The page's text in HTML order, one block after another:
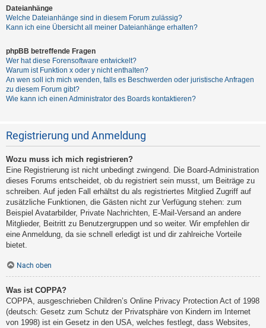
Dateianhänge
Welche Dateianhänge sind in diesem Forum zulässig?
Kann ich eine Übersicht all meiner Dateianhänge erhalten?
phpBB betreffende Fragen
Wer hat diese Forensoftware entwickelt?
Warum ist Funktion x oder y nicht enthalten?
An wen soll ich mich wenden, falls es Beschwerden oder juristische Anfragen
zu diesem Forum gibt?
Wie kann ich einen Administrator des Boards kontaktieren?
Registrierung und Anmeldung
Wozu muss ich mich registrieren?
Eine Registrierung ist nicht unbedingt zwingend. Die Board-Administration
dieses Forums entscheidet, ob du registriert sein musst, um Beiträge zu
schreiben. Auf jeden Fall erhältst du als registriertes Mitglied Zugriff auf
zusätzliche Funktionen, die Gästen nicht zur Verfügung stehen: zum
Beispiel Avatarbilder, Private Nachrichten, E-Mail-Versand an andere
Mitglieder, Beitritt zu Benutzergruppen und so weiter. Wir empfehlen dir
eine Anmeldung, da sie schnell erledigt ist und dir zahlreiche Vorteile
bietet.
Nach oben
Was ist COPPA?
COPPA, ausgeschrieben Children’s Online Privacy Protection Act of 1998
(deutsch: Gesetz zum Schutz der Privatsphäre von Kindern im Internet
von 1998) ist ein Gesetz in den USA, welches festlegt, dass Websites,